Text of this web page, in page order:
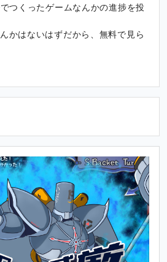
つくったゲームなんかの進捗を投
かはないはずだから、無料で見ら